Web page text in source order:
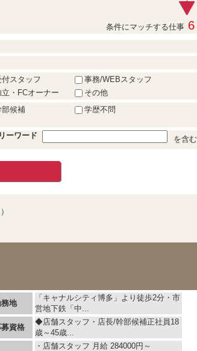
条件にマッチする仕事 6
付スタッフ
事務/WEBスタッフ
立・FCオーナー
その他
部候補
学歴不問
ーワード を含む
地
「キャナルシティ博多」より徒歩2分・市
営地下鉄「中...
募資格
◆店舗スタッフ・店長/幹部候補正社員18
歳～45歳...
・店舗スタッフ 月給 284000円～